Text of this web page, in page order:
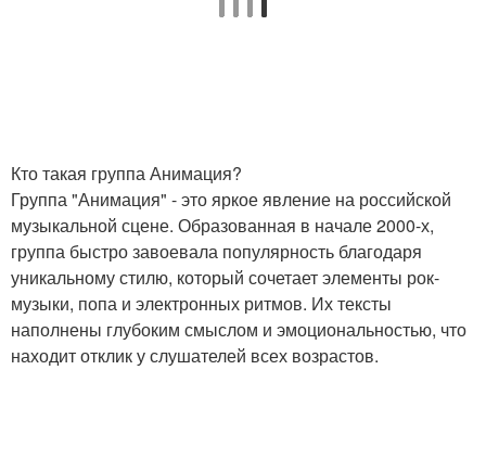
Кто такая группа Анимация?
Группа "Анимация" - это яркое явление на российской
музыкальной сцене. Образованная в начале 2000-х,
группа быстро завоевала популярность благодаря
уникальному стилю, который сочетает элементы рок-
музыки, попа и электронных ритмов. Их тексты
наполнены глубоким смыслом и эмоциональностью, что
находит отклик у слушателей всех возрастов.